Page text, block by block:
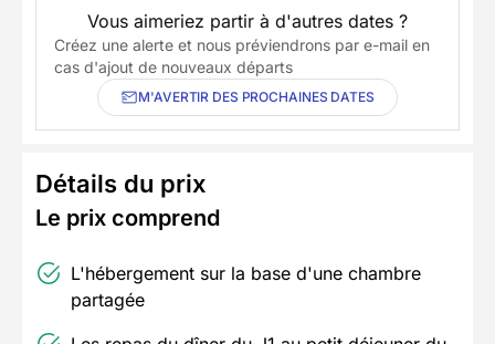
Vous aimeriez partir à d'autres dates ?
Créez une alerte et nous préviendrons par e-mail en
cas d'ajout de nouveaux départs
M'AVERTIR DES PROCHAINES DATES
Détails du prix
Le prix comprend
L'hébergement sur la base d'une chambre
partagée